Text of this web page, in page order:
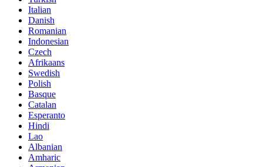
Italian
Danish
Romanian
Indonesian
Czech
Afrikaans
Swedish
Polish
Basque
Catalan
Esperanto
Hindi
Lao
Albanian
Amharic